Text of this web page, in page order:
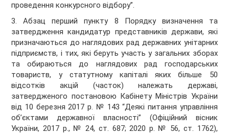
проведення конкурсного відбору”.
3. Абзац перший пункту 8 Порядку визначення та
затвердження кандидатур представників держави, які
призначаються до наглядових рад державних унітарних
підприємств, і тих, які беруть участь у загальних зборах
та обираються до наглядових рад господарських
товариств, у статутному капіталі яких більше 50
відсотків акцій (часток) належать державі,
затвердженого постановою Кабінету Міністрів України
від 10 березня 2017 р. № 143 “Деякі питання управління
об’єктами державної власності” (Офіційний вісник
України, 2017 р., № 24, ст. 687; 2020 р. № 56, ст. 1762),